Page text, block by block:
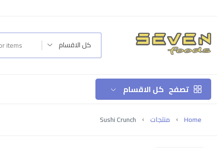
كل الاقسام
تصفح كل الاقسام
Home منتجات Sushi Crunch